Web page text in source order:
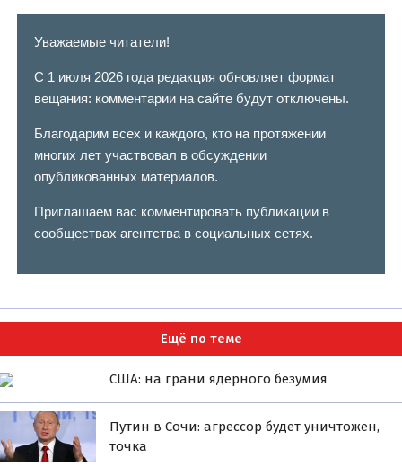
Уважаемые читатели!
С 1 июля 2026 года редакция обновляет формат
вещания: комментарии на сайте будут отключены.
Благодарим всех и каждого, кто на протяжении
многих лет участвовал в обсуждении
опубликованных материалов.
Приглашаем вас комментировать публикации в
сообществах агентства в социальных сетях.
Ещё по теме
США: на грани ядерного безумия
Путин в Сочи: агрессор будет уничтожен,
точка